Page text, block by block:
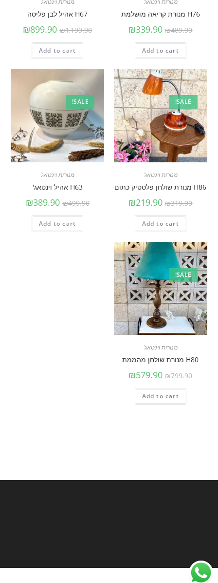
מנורות וינטאג'
H76 מנורת קריאה מושלמת
₪489.90
₪339.90
Add to cart
מנורות וינטאג'
H67 אהיל לבן פליסה
₪1,199.90
₪899.90
Add to cart
SALE!
מנורות וינטאג'
H86 מנורת שולחן פלסטיק כתום
₪319.90
₪219.90
Add to cart
SALE!
מנורות וינטאג'
H63 אהיל וינטאג'
₪499.90
₪389.90
Add to cart
SALE!
מנורות וינטאג'
H80 מנורת שולחן מהממת
₪799.90
₪579.90
Add to cart